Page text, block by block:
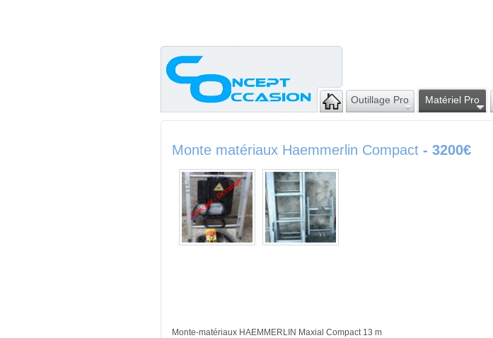
Outillage Pro Matériel Pro
Monte matériaux Haemmerlin Compact - 3200€
Monte-matériaux HAEMMERLIN Maxial Compact 13 m